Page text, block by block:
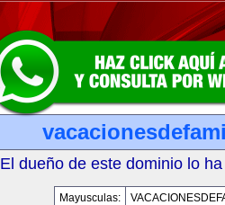
El dueño de este dominio lo
Mayusculas: